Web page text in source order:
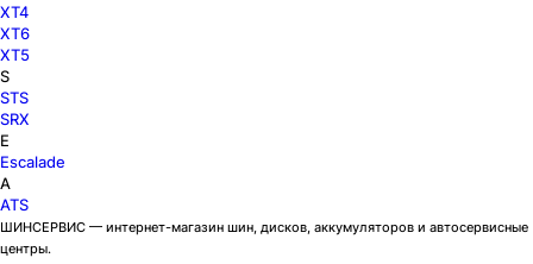
XT4
XT6
XT5
S
STS
SRX
E
Escalade
A
ATS
ШИНСЕРВИС — интернет-магазин шин, дисков, аккумуляторов и автосервисные
центры.